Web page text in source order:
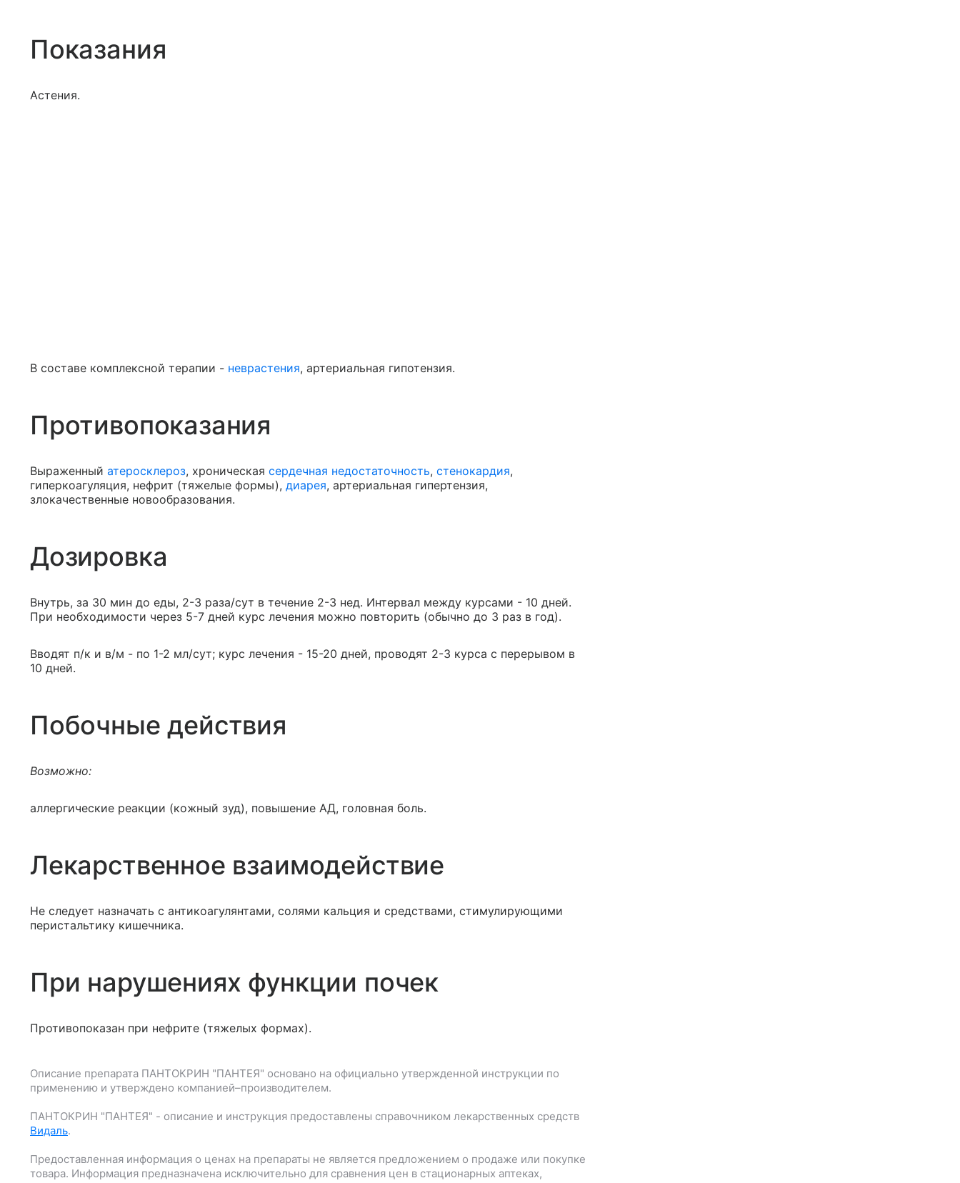
Показания
Астения.
В составе комплексной терапии - неврастения, артериальная гипотензия.
Противопоказания
Выраженный атеросклероз, хроническая сердечная недостаточность, стенокардия,
гиперкоагуляция, нефрит (тяжелые формы), диарея, артериальная гипертензия,
злокачественные новообразования.
Дозировка
Внутрь, за 30 мин до еды, 2-3 раза/сут в течение 2-3 нед. Интервал между курсами - 10 дней.
При необходимости через 5-7 дней курс лечения можно повторить (обычно до 3 раз в год).
Вводят п/к и в/м - по 1-2 мл/сут; курс лечения - 15-20 дней, проводят 2-3 курса с перерывом в
10 дней.
Побочные действия
Возможно:
аллергические реакции (кожный зуд), повышение АД, головная боль.
Лекарственное взаимодействие
Не следует назначать с антикоагулянтами, солями кальция и средствами, стимулирующими
перистальтику кишечника.
При нарушениях функции почек
Противопоказан при нефрите (тяжелых формах).
Описание препарата ПАНТОКРИН "ПАНТЕЯ" основано на официально утвержденной инструкции по
применению и утверждено компанией–производителем.
ПАНТОКРИН "ПАНТЕЯ" - описание и инструкция предоставлены справочником лекарственных средств
Видаль.
Предоставленная информация о ценах на препараты не является предложением о продаже или покупке
товара. Информация предназначена исключительно для сравнения цен в стационарных аптеках,